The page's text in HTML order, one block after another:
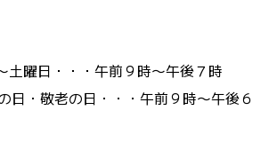
土曜日・・・午前９時〜午後７時
日・敬老の日・・・午前９時〜午後６